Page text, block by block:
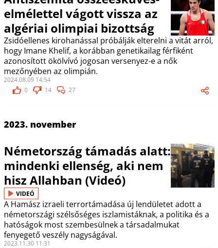
elmélettel vágott vissza az
algériai olimpiai bizottság
Zsidóellenes kirohanással próbálják elterelni a vitát arról,
hogy Imane Khelif, a korábban genetikailag férfiként
azonosított ökölvívó jogosan versenyez-e a nők
mezőnyében az olimpián.
2024.08.09 14:54
0
14 27
2023. november
Németország támadás alatt:
mindenki ellenség, aki nem
hisz Allahban (Videó)
VIDEÓ
A Hamász izraeli terrortámadása új lendületet adott a
németországi szélsőséges iszlamistáknak, a politika és a
hatóságok most szembesülnek a társadalmukat
fenyegető veszély nagyságával.
2023.11.30 11:31